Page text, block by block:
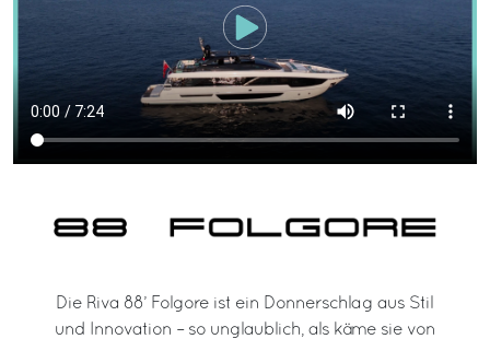
Die Riva 88’ Folgore ist ein Donnerschlag aus Stil
und Innovation – so unglaublich, als käme sie von